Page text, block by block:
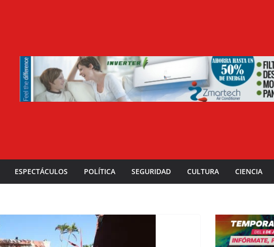
ESPECTÁCULOS POLÍTICA SEGURIDAD CULTURA CIENCIA